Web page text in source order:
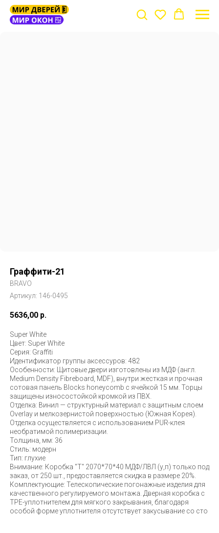
Граффити-21
BRAVO
Артикул: 146-0495
5636,00 р.
Super White
Цвет: Super White
Серия: Graffiti
Идентификатор группы аксессуров: 482
Особенности: Щитовые двери изготовлены из МДФ (англ.
Medium Density Fibreboard, MDF), внутри жесткая и прочная
сотовая панель Blocks honeycomb с ячейкой 15 мм. Торцы
защищены износостойкой кромкой из ПВХ.
Отделка: Винил — структурный материал с защитным слоем
Overlay и мелкозернистой поверхностью (Южная Корея).
Отделка осуществляется с использованием PUR-клея
необратимой полимеризации.
Толщина, мм: 36
Стиль: модерн
Тип: глухие
Внимание: Коробка "Т" 2070*70*40 МДФ/ЛВЛ (у,п) только под
заказ, от 250 шт., предоставляется скидка в размере 20%.
Комплектующие: Телескопические погонажные изделия для
качественного регулируемого монтажа. Дверная коробка с
TPE-уплотнителем для мягкого закрывания, благодаря
особой форме уплотнителя отсутствует закусывание со сто